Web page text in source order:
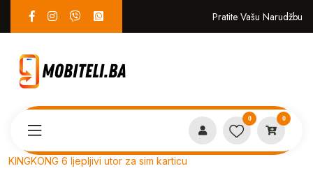
Pratite Vašu Narudžbu
0 0
KINGKONG 6 ljepljivi utor za sim karticu